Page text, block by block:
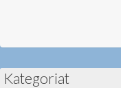
Kategoriat